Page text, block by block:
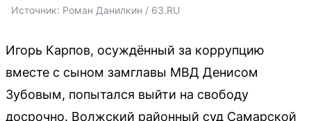
Источник: Роман Данилкин / 63.RU
Игорь Карпов, осуждённый за коррупцию
вместе с сыном замглавы МВД Денисом
Зубовым, попытался выйти на свободу
досрочно. Волжский районный суд Самарской